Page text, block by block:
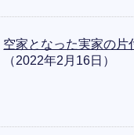
空家となった実家の片
（2022年2月16日）